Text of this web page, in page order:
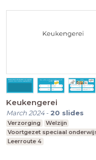
Keukengerei
March 2024- 20 slides
Verzorging
Welzijn
Voortgezet speciaal
Leerroute 4